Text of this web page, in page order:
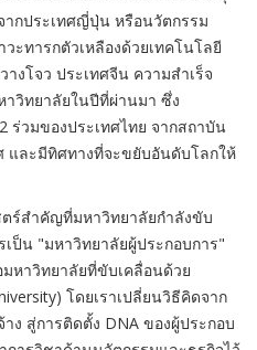
ากประเทศญี่ปุ่น หรือนวัตกรรม
ะทารกตัวเหลืองด้วยเทคโนโลยี
างโจว ประเทศจีน ความสำเร็จ
วิทยาลัยในปีที่ผ่านมา ซึ่ง
ร่วมของประเทศไทย จากสถาบัน
และมีทิศทางที่จะขยับอันดับโลกให้
ร์สำคัญที่มหาวิทยาลัยกำลังขับ
ป็น "มหาวิทยาลัยผู้ประกอบการ"
มหาวิทยาลัยที่ขับเคลื่อนด้วย
โดยเราเปลี่ยนวิธีคิดจาก
ง สู่การติดตั้ง DNA ของผู้ประกอบ